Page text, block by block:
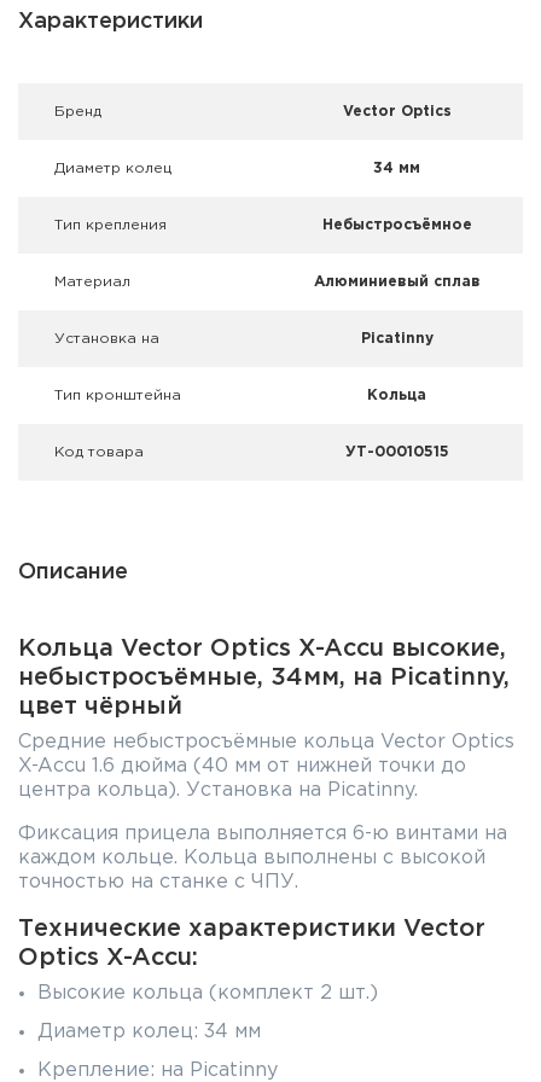
Оружейные шкафы и сейфы
Чехлы и кейсы
Релоадинг
Сигнальные средства
Дартс
Аксессуары
Комплекты
Характеристики
Брeнд Vector Optics
Диаметр колец 34 мм
Тип крепления Небыстросъёмное
Материал Алюминиевый сплав
Установка на Picatinny
Тип кронштейна Кольца
Код товара УТ-00010515
Описание
Кольца Vector Optics X-Accu высокие,
небыстросъёмные, 34мм, на Picatinny,
цвет чёрный
Средние небыстросъёмные кольца Vector Optics
X-Accu 1.6 дюйма (40 мм от нижней точки до
центра кольца). Установка на Picatinny.
Фиксация прицела выполняется 6-ю винтами на
каждом кольце. Кольца выполнены с высокой
точностью на станке с ЧПУ.
Технические характеристики Vector
Optics X-Accu:
Высокие кольца (комплект 2 шт.)
Диаметр колец: 34 мм
Крепление: на Picatinny